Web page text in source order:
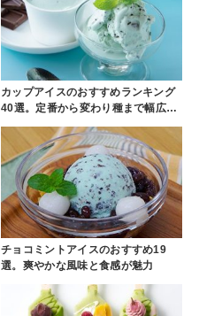
カップアイスのおすすめランキング
40選。定番から変わり種まで幅広…
チョコミントアイスのおすすめ19
選。爽やかな風味と食感が魅力